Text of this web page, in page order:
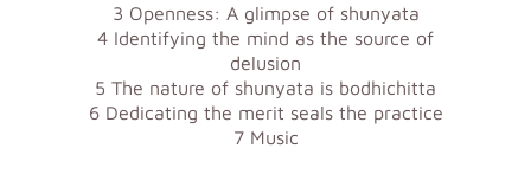
3 Openness: A glimpse of shunyata
4 Identifying the mind as the source of
delusion
5 The nature of shunyata is bodhichitta
6 Dedicating the merit seals the practice
7 Music